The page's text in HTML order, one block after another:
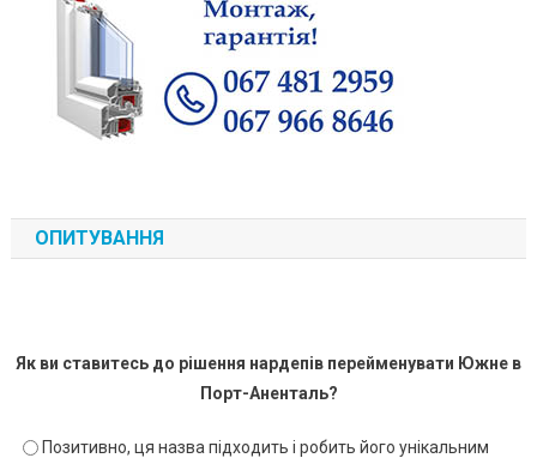
ОПИТУВАННЯ
Як ви ставитесь до рішення нардепів перейменувати Южне в
Порт-Аненталь?
Позитивно, ця назва підходить і робить його унікальним